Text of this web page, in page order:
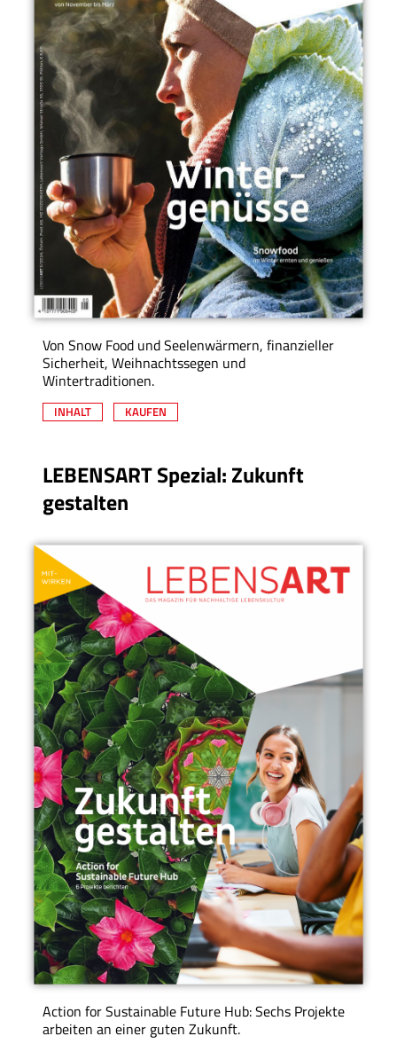
Von Snow Food und Seelenwärmern, finanzieller
Sicherheit, Weihnachtssegen und
Wintertraditionen.
INHALT KAUFEN
LEBENSART Spezial: Zukunft
gestalten
Action for Sustainable Future Hub: Sechs Projekte
arbeiten an einer guten Zukunft.